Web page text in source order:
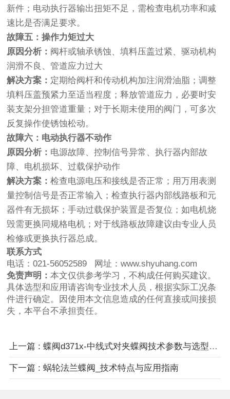
新件；电动执行器输出扭矩不足，需检查电机功率和减
速比是否满足要求。
故障五：操作力矩过大
原因分析： 阀杆或轴承锈蚀、填料压盖过紧、驱动机构
润滑不良、管道应力过大
解决方案： 定期给阀杆和传动机构加注润滑油脂；调整
填料压盖预紧力至适当程度；释放管道应力，必要时安
装支架分担管道重量；对于长期未使用的阀门，可多次
反复操作使锈蚀松动。
故障六：电动执行器不动作
原因分析： 电源故障、控制信号异常、执行器内部故
障、电机损坏、过载保护动作
解决方案：检查电源电压和接线是否正常；用万用表测
量控制信号是否正常输入；检查执行器内部线路板和元
器件有无损坏；手动过载保护装置是否复位；如电机烧
毁需更换同规格电机；对于线路板故障建议由专业人员
检修或更换执行器总成。
联系方式
电话：021-56052589 网址：www.shyuhang.com
免责声明：本文仅供参考学习，不构成任何购买建议。
具体选型和应用请咨询专业技术人员，根据实际工况条
件进行确定。因使用本文信息造成的任何直接或间接损
失，本平台不承担责任。
上一篇 : 蝶阀d371x-中线式对夹蝶阀技术参数与选型指南
下一篇 : 蜗轮法兰蝶阀_技术特点与应用指南